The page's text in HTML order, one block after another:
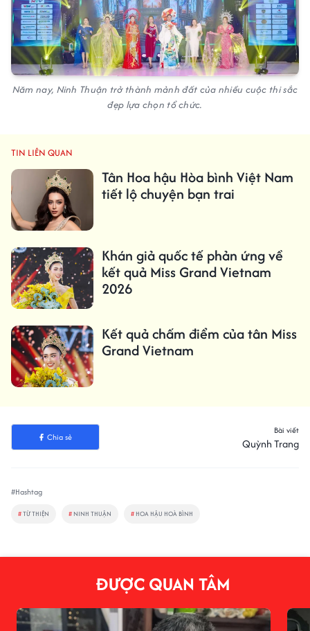
Năm nay, Ninh Thuận trở thành mảnh đất của nhiều cuộc thi sắc
đẹp lựa chọn tổ chức.
TIN LIÊN QUAN
Tân Hoa hậu Hòa bình Việt Nam
tiết lộ chuyện bạn trai
Khán giả quốc tế phản ứng về
kết quả Miss Grand Vietnam
2026
Kết quả chấm điểm của tân Miss
Grand Vietnam
Chia sẻ
Bài viết
Quỳnh Trang
#Hashtag
#TỪ THIỆN # NINH THUẬN # HOA HẬU HOÀ BÌNH
ĐƯỢC QUAN TÂM